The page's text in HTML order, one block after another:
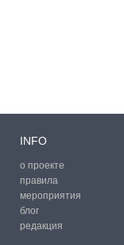
INFO
о проекте
правила
мероприятия
блог
редакция